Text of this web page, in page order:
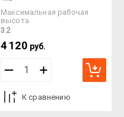
Максимальная рабочая
высота
3.2
4 120 руб.
К сравнению